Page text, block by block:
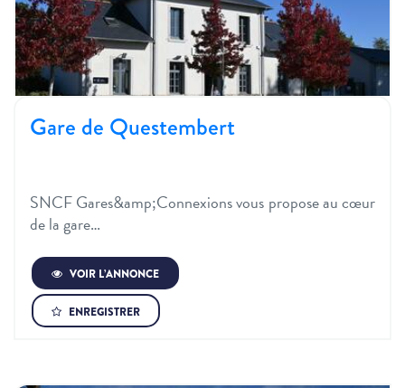
Gare de Questembert
SNCF Gares&amp;Connexions vous propose au cœur
de la gare…
VOIR L’ANNONCE
ENREGISTRER